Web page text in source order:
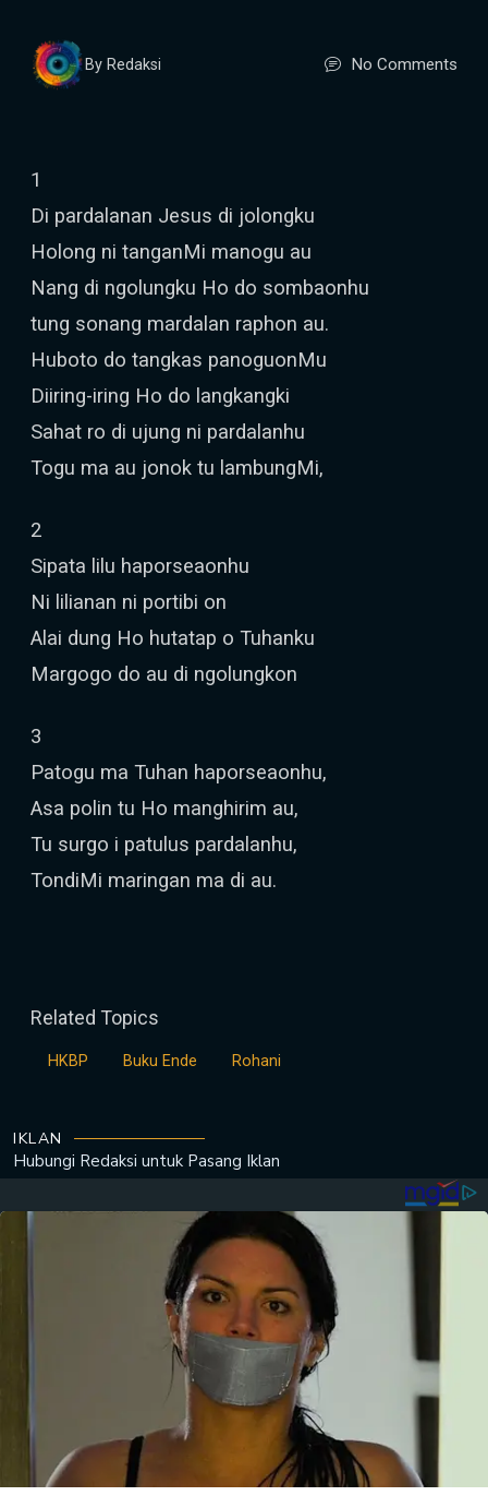
By Redaksi No Comments
1
Di pardalanan Jesus di jolongku
Holong ni tanganMi manogu au
Nang di ngolungku Ho do sombaonhu
tung sonang mardalan raphon au.
Huboto do tangkas panoguonMu
Diiring-iring Ho do langkangki
Sahat ro di ujung ni pardalanhu
Togu ma au jonok tu lambungMi,
2
Sipata lilu haporseaonhu
Ni lilianan ni portibi on
Alai dung Ho hutatap o Tuhanku
Margogo do au di ngolungkon
3
Patogu ma Tuhan haporseaonhu,
Asa polin tu Ho manghirim au,
Tu surgo i patulus pardalanhu,
TondiMi maringan ma di au.
Related Topics
HKBP Buku Ende Rohani
IKLAN
Hubungi Redaksi untuk Pasang Iklan